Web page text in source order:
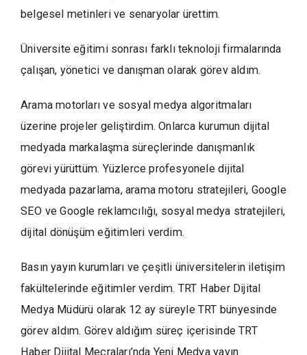
belgesel metinleri ve senaryolar ürettim.
Üniversite eğitimi sonrası farklı teknoloji firmalarında
çalışan, yönetici ve danışman olarak görev aldım.
Arama motorları ve sosyal medya algoritmaları
üzerine projeler geliştirdim. Onlarca kurumun dijital
medyada markalaşma süreçlerinde danışmanlık
görevi yürüttüm. Yüzlerce profesyonele dijital
medyada pazarlama, arama motoru stratejileri, Google
SEO ve Google reklamcılığı, sosyal medya stratejileri,
dijital dönüşüm eğitimleri verdim.
Basın yayın kurumları ve çeşitli üniversitelerin iletişim
fakültelerinde eğitimler verdim. TRT Haber Dijital
Medya Müdürü olarak 12 ay süreyle TRT bünyesinde
görev aldım. Görev aldığım süreç içerisinde TRT
Haber Dijital Mecraları’nda Yeni Medya yayın